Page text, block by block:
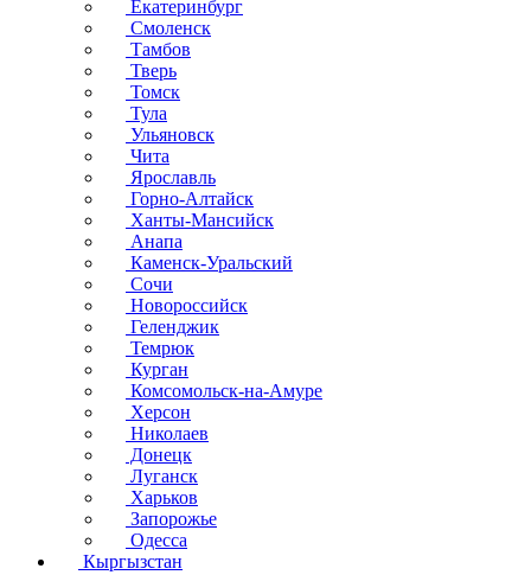
Екатеринбург
Смоленск
Тамбов
Тверь
Томск
Тула
Ульяновск
Чита
Ярославль
Горно-Алтайск
Ханты-Мансийск
Анапа
Каменск-Уральский
Сочи
Новороссийск
Геленджик
Темрюк
Курган
Комсомольск-на-Амуре
Херсон
Николаев
Донецк
Луганск
Харьков
Запорожье
Одесса
Кыргызстан